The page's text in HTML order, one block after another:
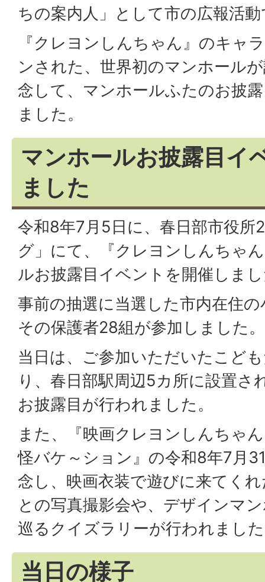
ちの案内人」として市の広報活
『クレヨンしんちゃん』のキャ
ンされた、世界初のマンホール
念して、マンホールふたのお披
ました。
マンホールお披露目イ
ました
令和8年7月5日に、春日部市役所
グ」にて、『クレヨンしんちゃ
ルお披露目イベントを開催しま
事前の抽選に当選した市内在住
その保護者28組が参加しました。
当日は、ご参加いただいたこど
り、春日部駅周辺5カ所に設置さ
お披露目が行われました。
また、『映画クレヨンしんちゃ
怪バケ～ション』の令和8年7月
念し、映画衣装で遊びに来てく
との写真撮影会や、デザインマ
巡るクイズラリーが行われまし
当日の様子